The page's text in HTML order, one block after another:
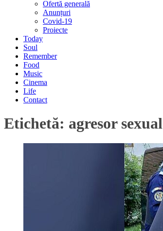
Ofertă generală
Anunțuri
Covid-19
Proiecte
Today
Soul
Remember
Food
Music
Cinema
Life
Contact
Etichetă: agresor sexual